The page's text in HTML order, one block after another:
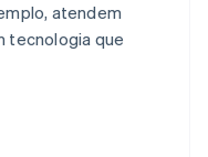
atendem
tecnologia que